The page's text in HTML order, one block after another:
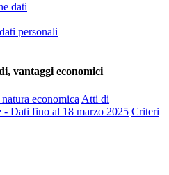
dati
personali
vantaggi economici
economica Atti di
- Dati fino al 18 marzo 2025 Criteri